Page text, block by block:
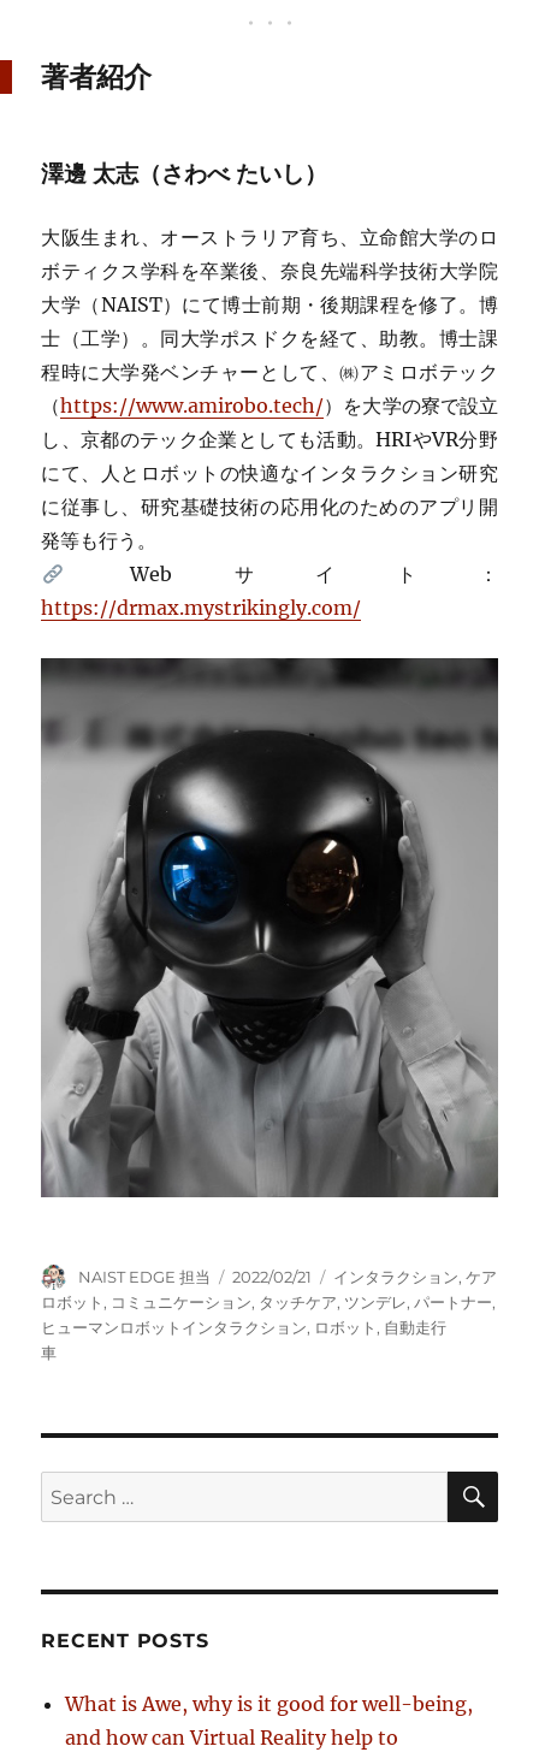
著者紹介
澤邊 太志（さわべ たいし）
大阪生まれ、オーストラリア育ち、立命館大学のロ
ボティクス学科を卒業後、奈良先端科学技術大学院
大学（NAIST）にて博士前期・後期課程を修了。博
士（工学）。同大学ポスドクを経て、助教。博士課
程時に大学発ベンチャーとして、㈱アミロボテック
（https://www.amirobo.tech/）を大学の寮で設立
し、京都のテック企業としても活動。HRIやVR分野
にて、人とロボットの快適なインタラクション研究
に従事し、研究基礎技術の応用化のためのアプリ開
発等も行う。
Webサイト：
https://drmax.mystrikingly.com/
Author
NAIST EDGE 担当
Posted
on
2022/02/21 Tags
インタラクション,ケア
ロボット, コミュニケーション, タッチケア, ツンデレ,パートナー,
ヒューマンロボットインタラクション, ロボット, 自動走行
車
Search
for:
RECENT POSTS
What is Awe, why is it good for well-being,
and how can Virtual Reality help to